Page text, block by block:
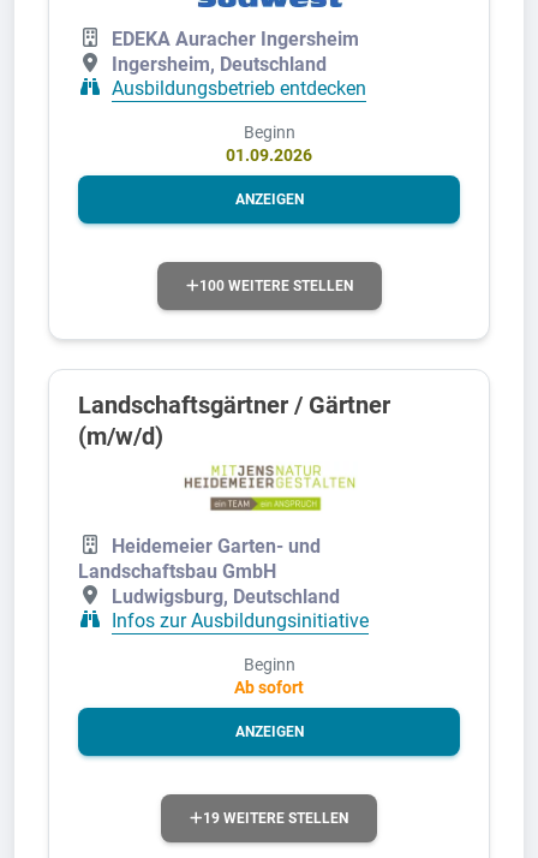
EDEKA Auracher Ingersheim
Ingersheim, Deutschland
Ausbildungsbetrieb entdecken
Beginn
01.09.2026
ANZEIGEN
100 WEITERE STELLEN
Landschaftsgärtner / Gärtner
(m/w/d)
Heidemeier Garten- und
Landschaftsbau GmbH
Ludwigsburg, Deutschland
Infos zur Ausbildungsinitiative
Beginn
Ab sofort
ANZEIGEN
19 WEITERE STELLEN